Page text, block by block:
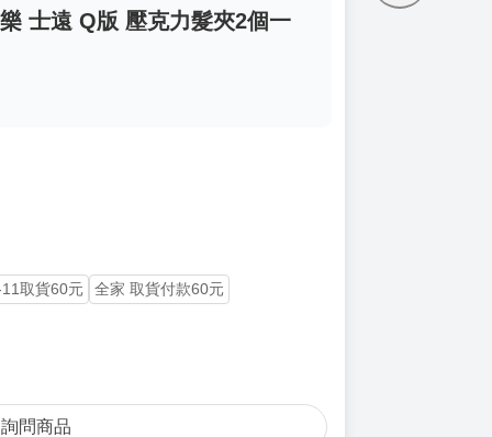
士遠 Q版 壓克力髮夾2個一
取貨60元
全家 取貨付款60元
詢問商品